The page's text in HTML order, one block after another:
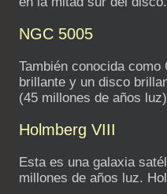
NGC 5005
También conocida
brillante y un disco
(45 millones de años
Holmberg VIII
Esta es una galaxia
millones de años luz.